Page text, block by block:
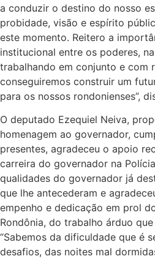
a conduzir o destino do nosso
probidade, visão e espírito
este momento. Reitero a
institucional entre os poderes,
trabalhando em conjunto e com
conseguiremos construir um
para os nossos rondonienses”,
O deputado Ezequiel Neiva,
homenagem ao governador,
presentes, agradeceu o apoio
carreira do governador na
qualidades do governador já
que lhe antecederam e
empenho e dedicação em prol
Rondônia, do trabalho árduo
“Sabemos da dificuldade que é
desafios, das noites mal